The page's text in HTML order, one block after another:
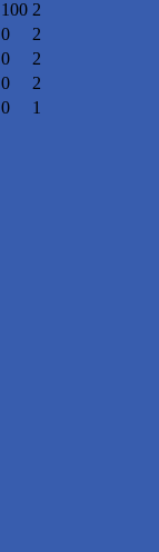
100 2
0
2
0
2
0
2
0
1